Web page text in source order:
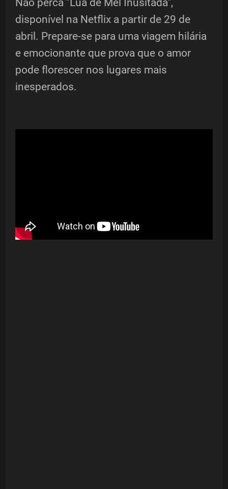
Não perca "Lua de Mel Inusitada",
disponível na Netflix a partir de 29 de
abril. Prepare-se para uma viagem hilária
e emocionante que prova que o amor
pode florescer nos lugares mais
inesperados.